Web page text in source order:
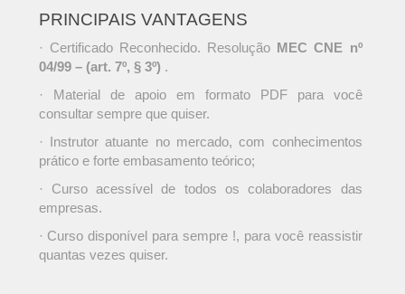
PRINCIPAIS VANTAGENS
· Certificado Reconhecido. Resolução MEC CNE nº
04/99 – (art. 7º, § 3º) .
· Material de apoio em formato PDF para você
consultar sempre que quiser.
· Instrutor atuante no mercado, com conhecimentos
prático e forte embasamento teórico;
· Curso acessível de todos os colaboradores das
empresas.
· Curso disponível para sempre !, para você reassistir
quantas vezes quiser.